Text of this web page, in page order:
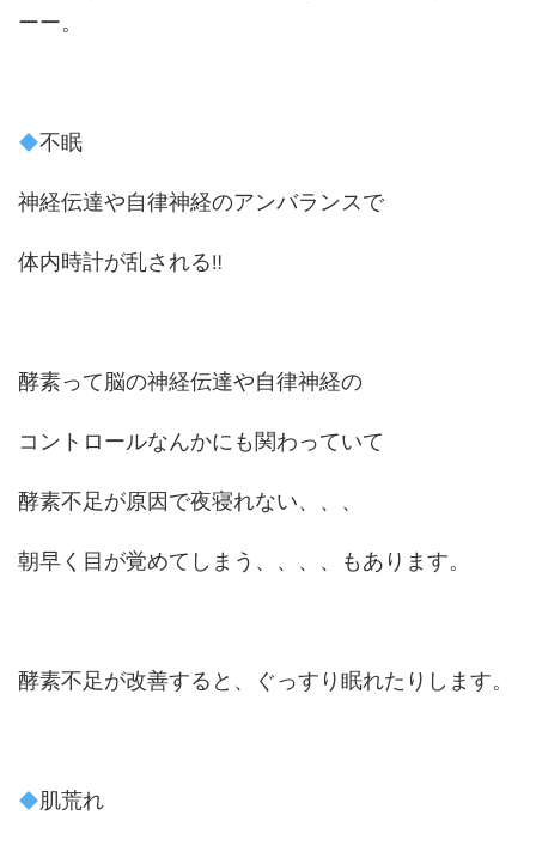
ーー。
不眠
神経伝達や自律神経のアンバランスで
体内時計が乱される‼
酵素って脳の神経伝達や自律神経の
コントロールなんかにも関わっていて
酵素不足が原因で夜寝れない、、、
朝早く目が覚めてしまう、、、、もあります。
酵素不足が改善すると、ぐっすり眠れたりします。
肌荒れ